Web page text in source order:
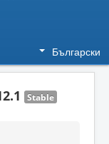
Български
Stable